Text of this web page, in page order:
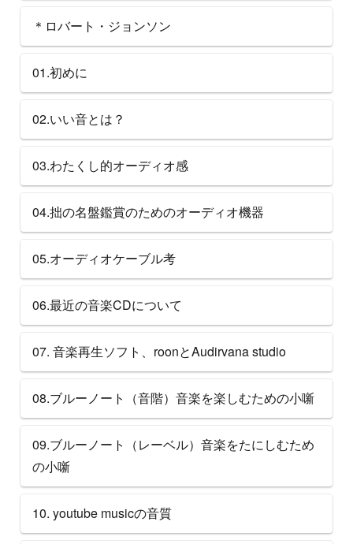
＊ロバート・ジョンソン
01.初めに
02.いい音とは？
03.わたくし的オーディオ感
04.拙の名盤鑑賞のためのオーディオ機器
05.オーディオケーブル考
06.最近の音楽CDについて
07. 音楽再生ソフト、roonとAudirvana studio
08.ブルーノート（音階）音楽を楽しむための小噺
09.ブルーノート（レーベル）音楽をたにしむため
の小噺
10. youtube musicの音質